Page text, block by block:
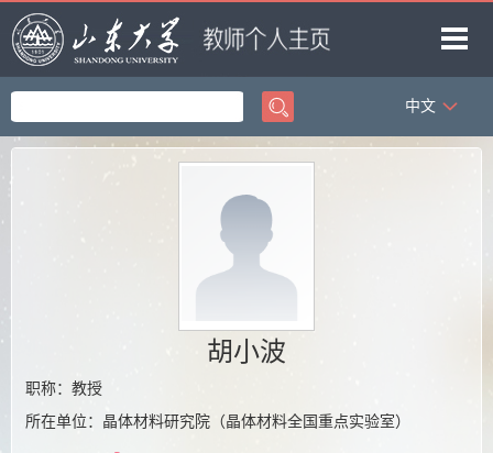
首页
教师博客
中文
胡小波
职称：教授
所在单位：晶体材料研究院（晶体材料全国重点实验室）